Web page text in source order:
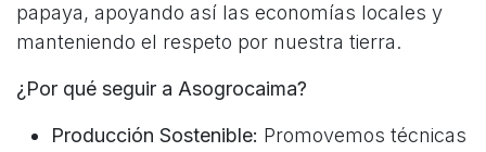
papaya, apoyando así las economías locales y
manteniendo el respeto por nuestra tierra.
¿Por qué seguir a Asogrocaima?
Producción Sostenible: Promovemos técnicas